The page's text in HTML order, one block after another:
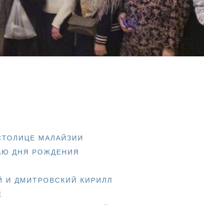
МАЛАЙЗИИ
ДНЯ РОЖДЕНИЯ
И ДМИТРОВСКИЙ КИРИЛЛ